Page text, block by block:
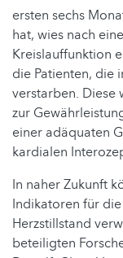
ersten sechs
hat, wies nach
Kreislauffunktion
die Patienten, die
verstarben. Diese
zur
einer adäquaten
kardialen
In naher Zukunft
Indikatoren für
Herzstillstand
beteiligten